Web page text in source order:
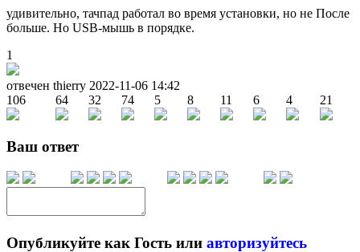
удивительно, тачпад работал во время установки, но не После
больше. Но USB-мышь в порядке.
1
отвечен thierry 2022-11-06 14:42
106
64 32 74 5 8 11 6 4 21
Ваш ответ
Опубликуйте как Гость или авторизуйтесь